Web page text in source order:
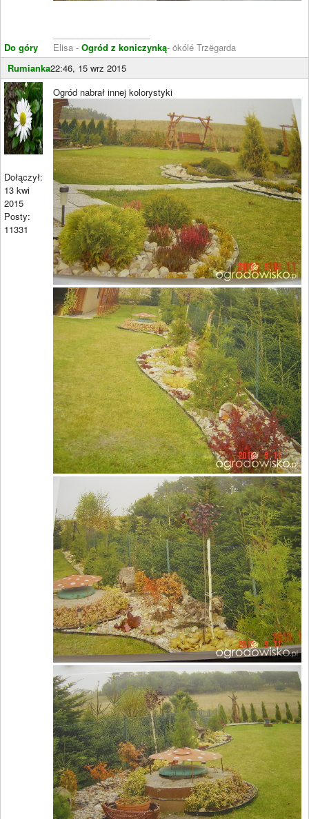
Do góry
Elisa - Ogród z koniczynką- ökólé Trzëgarda
Rumianka22:46, 15 wrz 2015
Dołączył:
13 kwi
2015
Posty:
11331
Ogród nabrał innej kolorystyki